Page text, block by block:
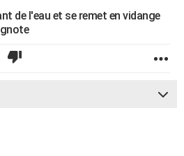
de l'eau et se remet en vidange